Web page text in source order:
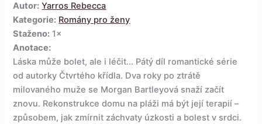
Autor: Yarros Rebecca
Kategorie: Romány pro ženy
Staženo: 1×
Anotace:
Láska může bolet, ale i léčit… Pátý díl romantické série
od autorky Čtvrtého křídla. Dva roky po ztrátě
milovaného muže se Morgan Bartleyová snaží začít
znovu. Rekonstrukce domu na pláži má být její terapií –
způsobem, jak zmírnit záchvaty úzkosti a bolest v srdci.